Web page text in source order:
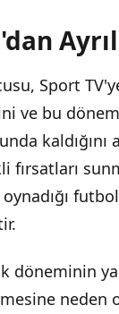
Nedenleri
ve Pazar Değeri
Girme
Sport
ve bu
kaldığını
döneminin